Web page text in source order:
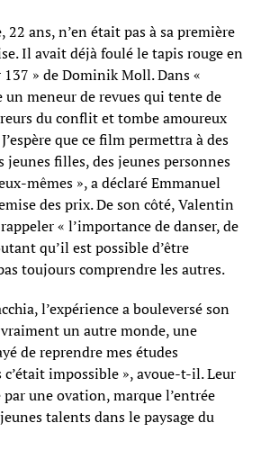
ans, n’en était pas à sa première
Il avait déjà foulé le tapis rouge en
137 » de Dominik Moll. Dans «
meneur de revues qui tente de
du conflit et tombe amoureux
que ce film permettra à des
jeunes filles, des jeunes personnes
mêmes », a déclaré Emmanuel
des prix. De son côté, Valentin
« l’importance de danser, de
qu’il est possible d’être
toujours comprendre les autres.
l’expérience a bouleversé son
un autre monde, une
de reprendre mes études
c’était impossible », avoue-t-il. Leur
une ovation, marque l’entrée
talents dans le paysage du